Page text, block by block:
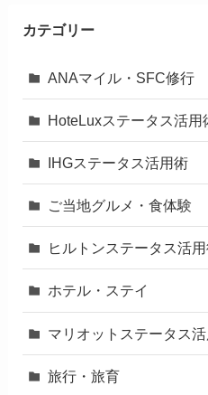
カテゴリー
ANAマイル・SFC修行
HoteLuxステータス活用
IHGステータス活用術
ご当地グルメ・食体験
ヒルトンステータス活
ホテル・ステイ
マリオットステータス
旅行・旅育